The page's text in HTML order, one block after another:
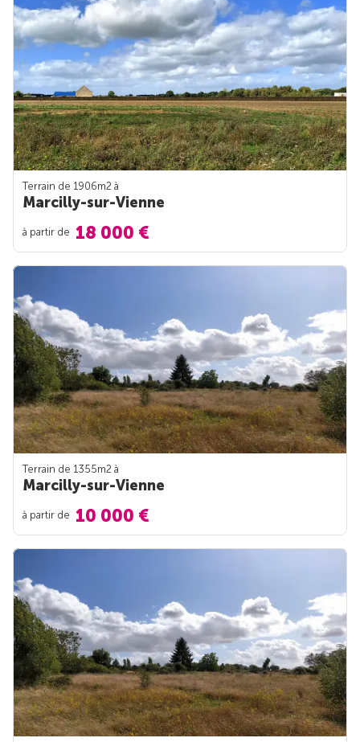
Terrain de 1906m2 à
Marcilly-sur-Vienne
à partir de 18 000 €
Terrain de 1355m2 à
Marcilly-sur-Vienne
à partir de 10 000 €